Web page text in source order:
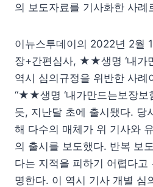
의 보도자료를 기사화한 사례
이뉴스투데이의 2022년 2월
장+간편심사, ★★생명 ‘내가
역시 심의규정을 위반한 사례
“★★생명 ‘내가만드는보장보
듯, 지난달 초에 출시됐다. 당
해 다수의 매체가 위 기사와
의 출시를 보도했다. 반복 보
다는 지적을 피하기 어렵다고
명한다. 이 역시 기사 개별 심